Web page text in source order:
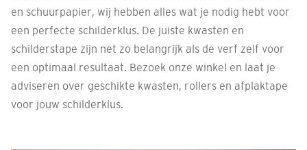
en schuurpapier, wij hebben alles wat je nodig hebt voor
een perfecte schilderklus. De juiste kwasten en
schilderstape zijn net zo belangrijk als de verf zelf voor
een optimaal resultaat. Bezoek onze winkel en laat je
adviseren over geschikte kwasten, rollers en afplaktape
voor jouw schilderklus.